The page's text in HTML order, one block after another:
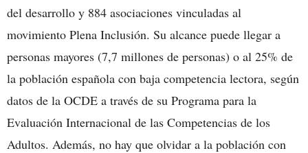
del desarrollo y 884 asociaciones vinculadas al
movimiento Plena Inclusión. Su alcance puede llegar a
personas mayores (7,7 millones de personas) o al 25% de
la población española con baja competencia lectora, según
datos de la OCDE a través de su Programa para la
Evaluación Internacional de las Competencias de los
Adultos. Además, no hay que olvidar a la población con